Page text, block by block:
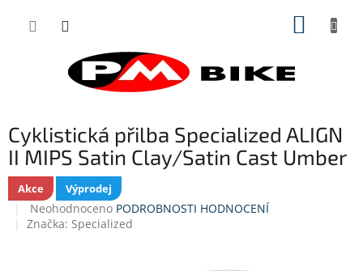
Cyklistická přilba Specialized ALIGN
II MIPS Satin Clay/Satin Cast Umber
Akce Výprodej
Průměrné
hodnocení
Neohodnoceno PODROBNOSTI HODNOCENÍ
Značka: Specialized